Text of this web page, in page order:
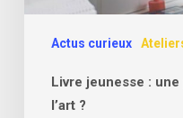
Actus curieux
Livre jeunesse :
l’art ?